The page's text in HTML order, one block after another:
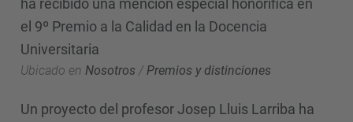
ha recibido una mención especial honorífica en
el 9º Premio a la Calidad en la Docencia
Universitaria
Ubicado en Nosotros /Premios y distinciones
Un proyecto del profesor Josep Lluis Larriba ha